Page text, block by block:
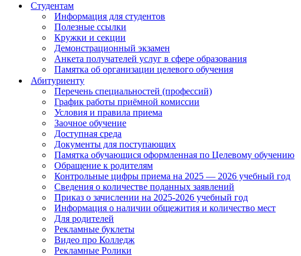
Студентам
Информация для студентов
Полезные ссылки
Кружки и секции
Демонстрационный экзамен
Анкета получателей услуг в сфере образования
Памятка об организации целевого обучения
Абитуриенту
Перечень специальностей (профессий)
График работы приёмной комиссии
Условия и правила приема
Заочное обучение
Доступная среда
Документы для поступающих
Памятка обучающися оформленная по Целевому обучению
Обращение к родителям
Контрольные цифры приема на 2025 — 2026 учебный год
Сведения о количестве поданных заявлений
Приказ о зачислении на 2025-2026 учебный год
Информация о наличии общежития и количество мест
Для родителей
Рекламные буклеты
Видео про Колледж
Рекламные Ролики